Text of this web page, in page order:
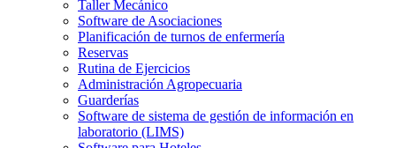
Taller Mecánico
Software de Asociaciones
Planificación de turnos de enfermería
Reservas
Rutina de Ejercicios
Administración Agropecuaria
Guarderías
Software de sistema de gestión de información en
laboratorio (LIMS)